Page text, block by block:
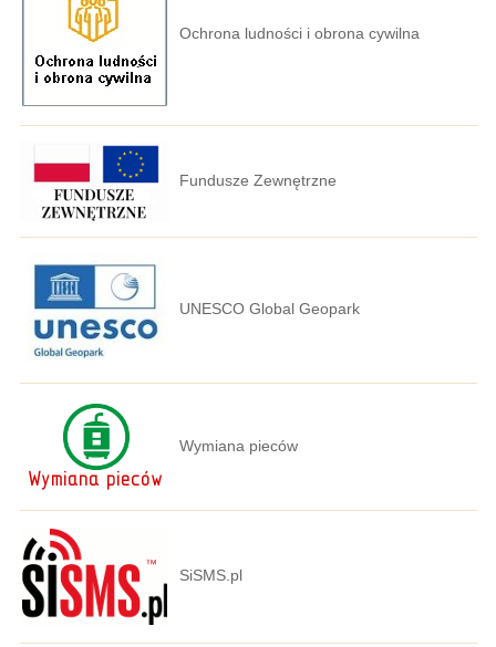
Ochrona ludności i obrona cywilna
Fundusze Zewnętrzne
UNESCO Global Geopark
Wymiana pieców
SiSMS.pl